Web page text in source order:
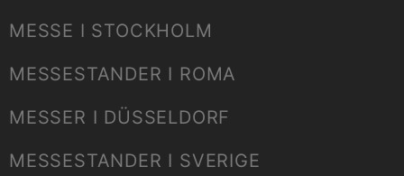
MESSE I STOCKHOLM
MESSESTANDER I ROMA
MESSER I DÜSSELDORF
MESSESTANDER I SVERIGE